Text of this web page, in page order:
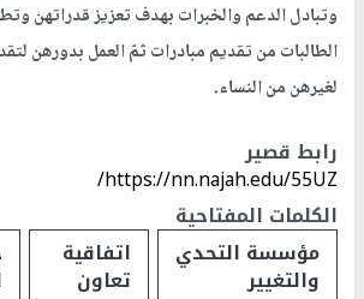
وتبادل الدعم والخبرات بهدف تعزيز قدراتهن
الطالبات ‏من تقديم مبادرات ثمّ العمل بدورهن
لغيرهن من النساء.‏
رابط قصير
https://nn.najah.edu/55UZ/
الكلمات المفتاحية
مؤسسة التحدي
والتغيير
اتفاقية
تعاون